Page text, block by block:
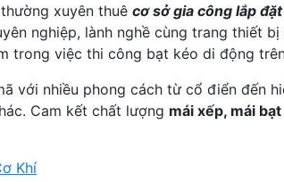
xuyên thuê cơ sở gia công lắp
nghiệp, lành nghề cùng trang thiết
trong việc thi công bạt kéo di động
với nhiều phong cách từ cổ điển đến
Cam kết chất lượng mái xếp, mái
Khí